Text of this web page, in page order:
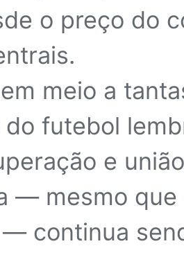
o preço do
meio a
do futebol
e
— mesmo
continua